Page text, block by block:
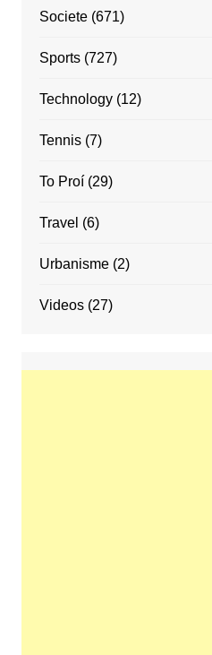
Societe(671)
Sports(727)
Technology(12)
Tennis(7)
To Proí(29)
Travel (6)
Urbanisme(2)
Videos(27)